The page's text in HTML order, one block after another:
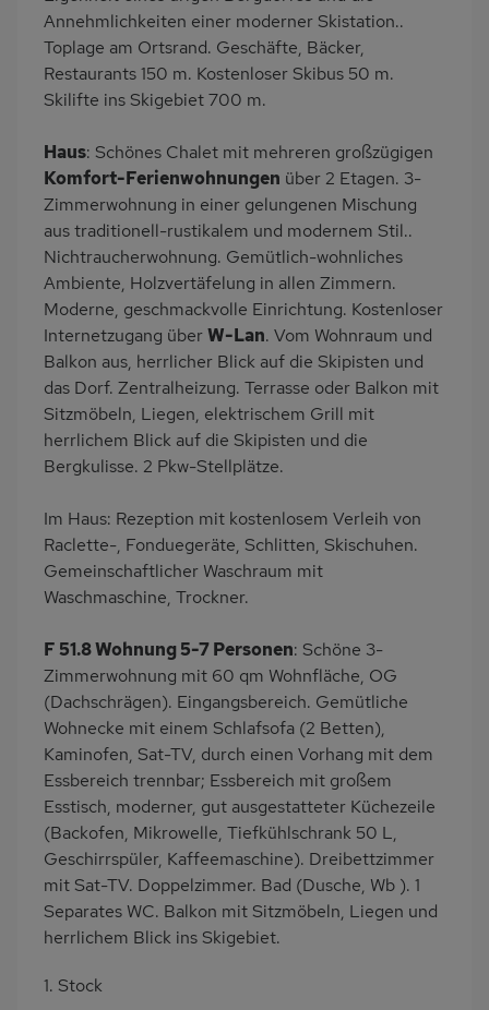
Backofen
Geschirrspülmaschine
Kühlschrank
Mikrowelle
Gefrierschrank
Panoramablick
Babybett
Kinderhochstuhl
Fahrradabstellraum
Nichtraucher
Wb/WC
Balkonmöbel
Haartrockner
Kaffeemaschine
Bergblick
Bettwäsche mietbar
Handtücher mietbar
Annehmlichkeiten einer moderner Skistation..
Toplage am Ortsrand. Geschäfte, Bäcker,
Restaurants 150 m. Kostenloser Skibus 50 m.
Skilifte ins Skigebiet 700 m.
Haus: Schönes Chalet mit mehreren großzügigen
Komfort-Ferienwohnungen über 2 Etagen. 3-
Zimmerwohnung in einer gelungenen Mischung
aus traditionell-rustikalem und modernem Stil..
Nichtraucherwohnung. Gemütlich-wohnliches
Ambiente, Holzvertäfelung in allen Zimmern.
Moderne, geschmackvolle Einrichtung. Kostenloser
Internetzugang überW-Lan. Vom Wohnraum und
Balkon aus, herrlicher Blick auf die Skipisten und
das Dorf. Zentralheizung. Terrasse oder Balkon mit
Sitzmöbeln, Liegen, elektrischem Grill mit
herrlichem Blick auf die Skipisten und die
Bergkulisse. 2 Pkw-Stellplätze.
Im Haus: Rezeption mit kostenlosem Verleih von
Raclette-, Fonduegeräte, Schlitten, Skischuhen.
Gemeinschaftlicher Waschraum mit
Waschmaschine, Trockner.
F 51.8 Wohnung 5-7 Personen: Schöne 3-
Zimmerwohnung mit 60 qm Wohnfläche, OG
(Dachschrägen). Eingangsbereich. Gemütliche
Wohnecke mit einem Schlafsofa (2 Betten),
Kaminofen, Sat-TV, durch einen Vorhang mit dem
Essbereich trennbar; Essbereich mit großem
Esstisch, moderner, gut ausgestatteter Küchezeile
(Backofen, Mikrowelle, Tiefkühlschrank 50 L,
Geschirrspüler, Kaffeemaschine). Dreibettzimmer
mit Sat-TV. Doppelzimmer. Bad (Dusche, Wb ). 1
Separates WC. Balkon mit Sitzmöbeln, Liegen und
herrlichem Blick ins Skigebiet.
1. Stock